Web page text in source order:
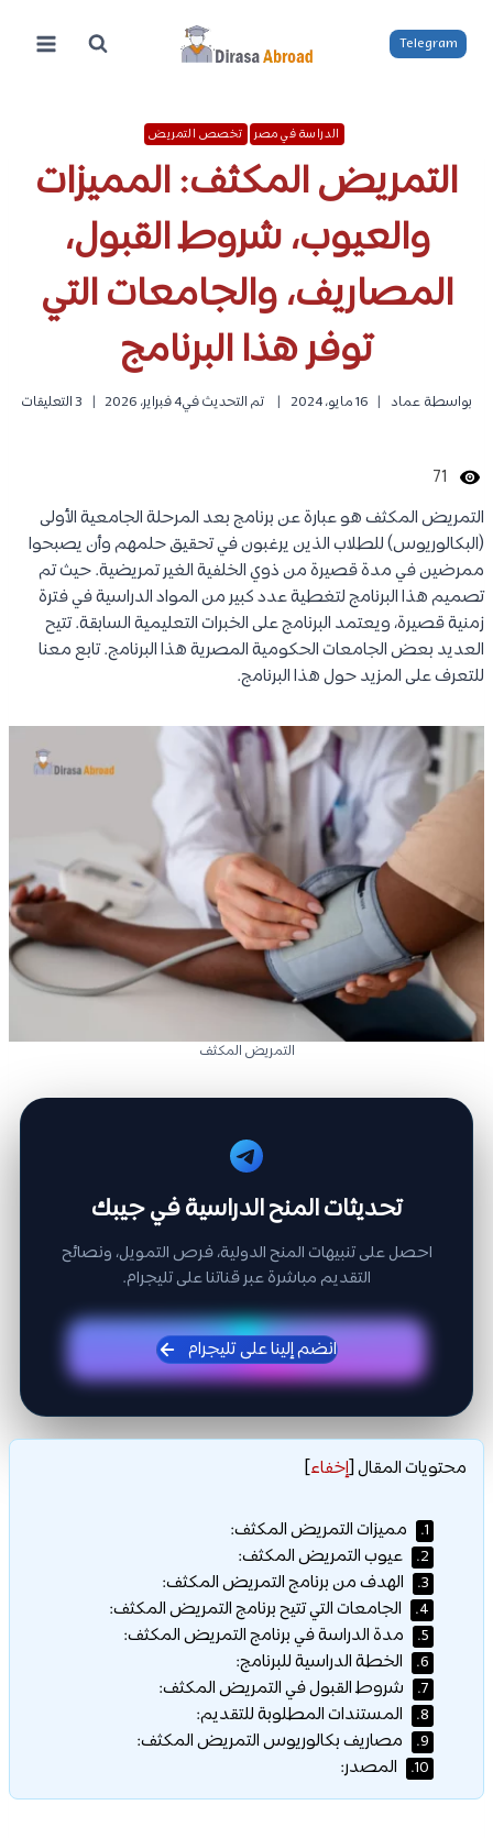
المحتوى
Telegram
الدراسة في مصر تخصص التمريض
التمريض المكثف: المميزات
والعيوب، شروط القبول،
المصاريف، والجامعات التي
توفر هذا البرنامج
بواسطة عماد 16 مايو، 2024 تم التحديث في4 فبراير، 2026 3 التعليقات
71
التمريض المكثف هو عبارة عن برنامج بعد المرحلة الجامعية الأولى
(البكالوريوس) للطلاب الذين يرغبون في تحقيق حلمهم وأن يصبحوا
ممرضين في مدة قصيرة من ذوي الخلفية الغير تمريضية. حيث تم
تصميم هذا البرنامج لتغطية عدد كبير من المواد الدراسية في فترة
زمنية قصيرة، ويعتمد البرنامج على الخبرات التعليمية السابقة. تتيح
العديد بعض الجامعات الحكومية المصرية هذا البرنامج. تابع معنا
للتعرف على المزيد حول هذا البرنامج.
التمريض المكثف
تحديثات المنح الدراسية في جيبك
احصل على تنبيهات المنح الدولية، فرص التمويل، ونصائح
التقديم مباشرة عبر قناتنا على تليجرام.
انضم إلينا على تليجرام
محتويات المقال[إخفاء]
1. مميزات التمريض المكثف:
2. عيوب التمريض المكثف:
3. الهدف من برنامج التمريض المكثف:
4. الجامعات التي تتيح برنامج التمريض المكثف:
5. مدة الدراسة في برنامج التمريض المكثف:
6. الخطة الدراسية للبرنامج:
7. شروط القبول في التمريض المكثف:
8. المستندات المطلوبة للتقديم:
9. مصاريف بكالوريوس التمريض المكثف:
10. المصدر: